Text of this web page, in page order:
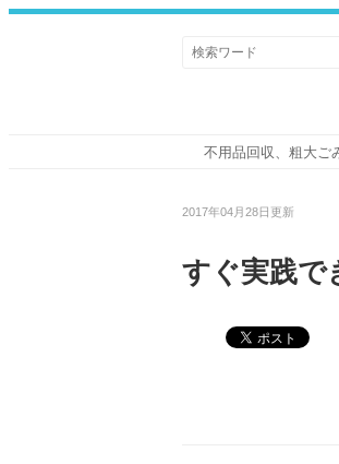
不用品回収、粗大ご
2017年04月28日更新
すぐ実践で